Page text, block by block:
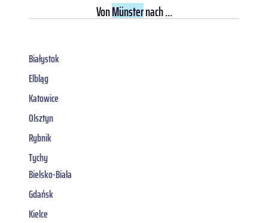
VonMünsternach ...
Białystok
Elbląg
Katowice
Olsztyn
Rybnik
Tychy
Bielsko-Biała
Gdańsk
Kielce